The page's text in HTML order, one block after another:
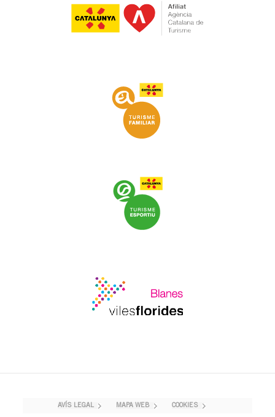
AVÍS LEGAL MAPA WEB COOKIES